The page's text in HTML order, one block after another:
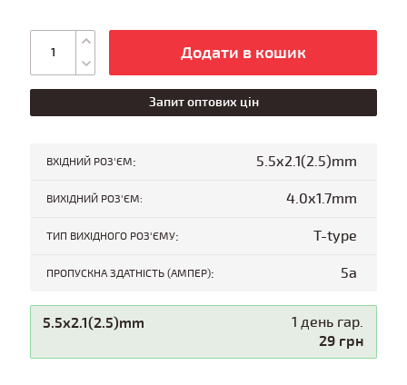
Додати в кошик
Запит оптових цін
ВХІДНИЙ РОЗ'ЄМ: 5.5x2.1(2.5)mm
ВИХІДНИЙ РОЗ'ЄМ: 4.0x1.7mm
ТИП ВИХІДНОГО РОЗ'ЄМУ: T-type
ПРОПУСКНА ЗДАТНІСТЬ (АМПЕР): 5a
5.5x2.1(2.5)mm 1 день гар.
29 грн